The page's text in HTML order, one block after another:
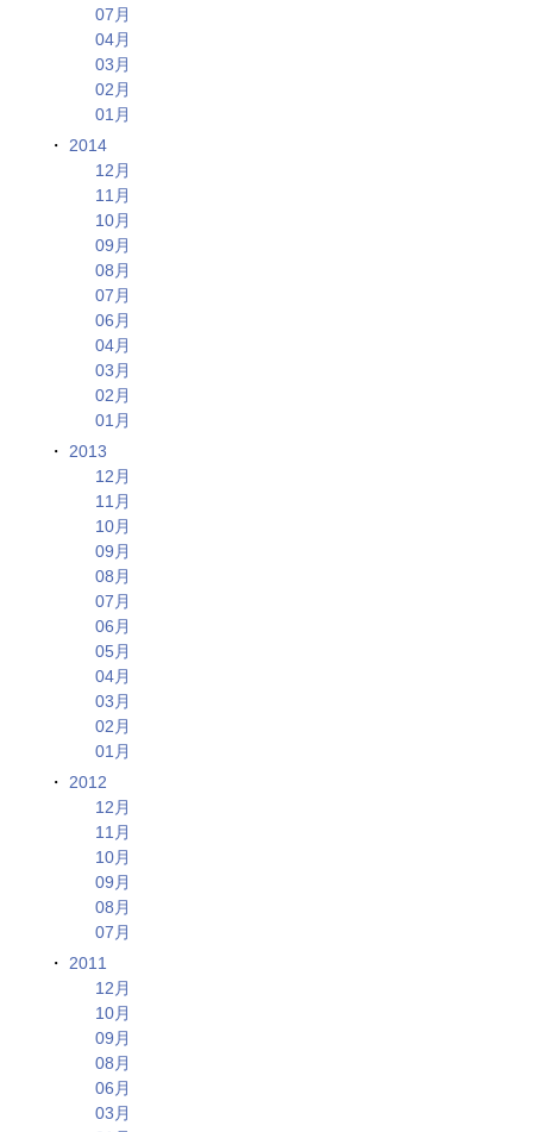
07月
04月
03月
02月
01月
2014
12月
11月
10月
09月
08月
07月
06月
04月
03月
02月
01月
2013
12月
11月
10月
09月
08月
07月
06月
05月
04月
03月
02月
01月
2012
12月
11月
10月
09月
08月
07月
2011
12月
10月
09月
08月
06月
03月